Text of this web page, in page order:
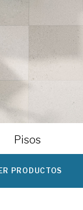
Pisos
PRODUCTOS